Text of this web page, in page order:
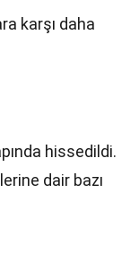
karşı daha
hissedildi.
dair bazı